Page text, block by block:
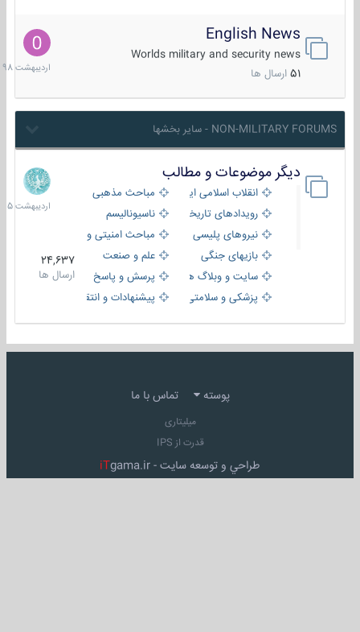
English News
Worlds military and security news
51 ارسال ها
10
1398
NON-MILITARY FORUMS - سایر بخشها
دیگر موضوعات و مطالب
انقلاب اسلامی ایران
مباحث مذهبی
رویدادهای تاریخی و مذهبیناسیونالیسم
نیروهای پلیسی
مباحث امنیتی و اطلاعاتی
بازیهای جنگی
علم و صنعت
سایت و وبلاگ ها
پرسش و پاسخ
پزشکی و سلامتی
پیشنهادات و انتقادات
24,637
ارسال ها
8
1405
پوسته تماس با ما
میلیتاری
قدرت از IPS
طراحي و توسعه سايت - iTgama.ir